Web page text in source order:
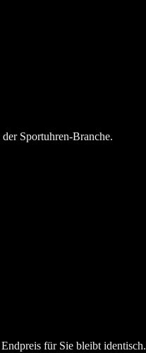
Sportuhren-Branche.
für Sie bleibt identisch.